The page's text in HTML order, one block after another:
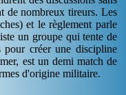
de nombreux tireurs. Les
et le règlement parle
un groupe qui tente de
pour créer une discipline
est un demi match de
d'origine militaire.